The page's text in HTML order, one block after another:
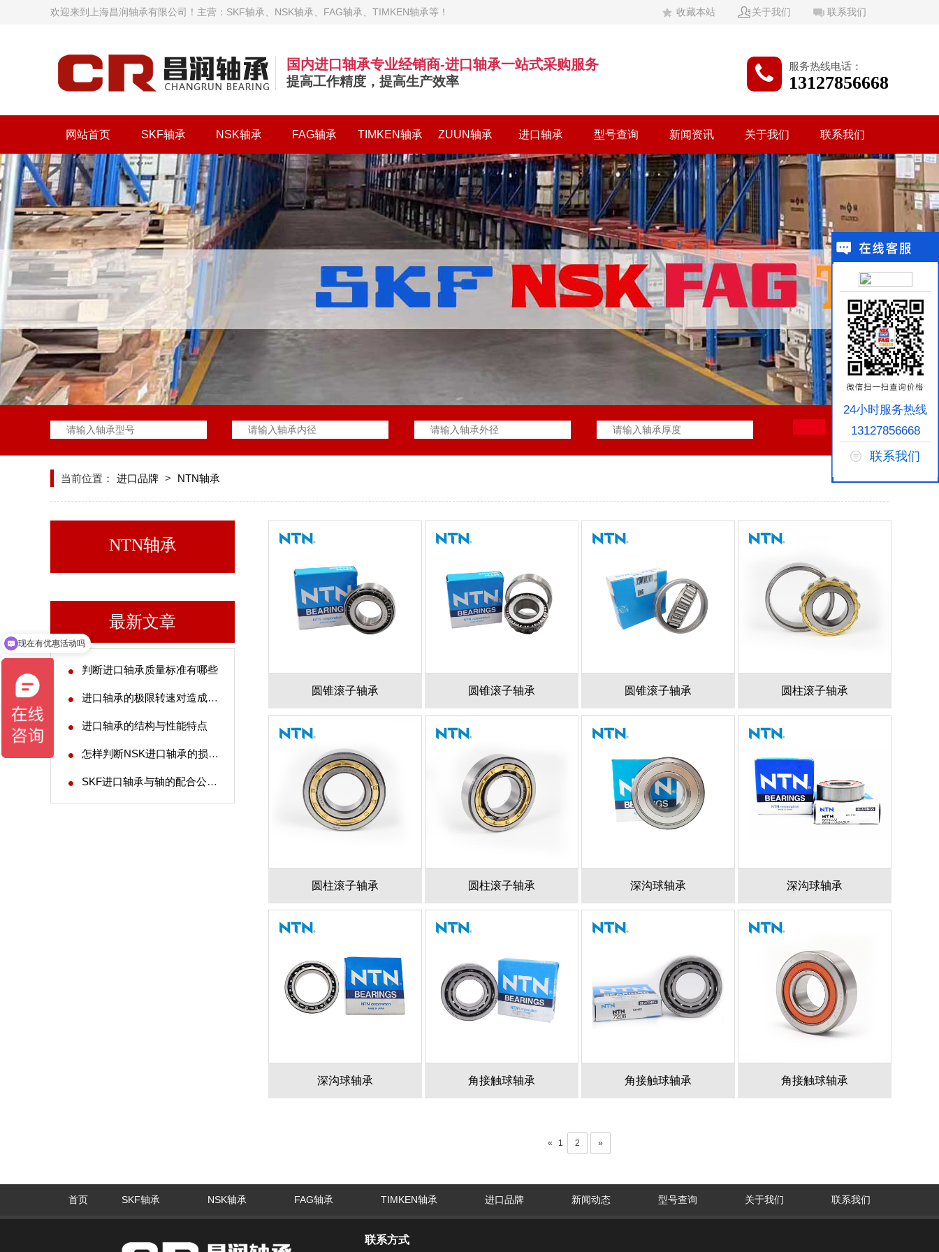
欢迎来到上海昌润轴承有限公司！主营：SKF轴承、NSK轴承、FAG轴承、TIMKEN轴承等！ 收藏本站 关于我们 联系我们
国内进口轴承专业经销商-进口轴承一站式采购服务
提高工作精度，提高生产效率
服务热线电话：
13127856668
网站首页 SKF轴承 NSK轴承 FAG轴承 TIMKEN轴承 ZUUN轴承 进口轴承 型号查询 新闻资讯 关于我们 联系我们
当前位置： 进口品牌 > NTN轴承
NTN轴承
最新文章
判断进口轴承质量标准有哪些
进口轴承的极限转速对造成噪声的影响
进口轴承的结构与性能特点
怎样判断NSK进口轴承的损伤程度
SKF进口轴承与轴的配合公差标准规则
圆锥滚子轴承 圆锥滚子轴承 圆锥滚子轴承 圆柱滚子轴承
圆柱滚子轴承 圆柱滚子轴承 深沟球轴承 深沟球轴承
深沟球轴承 角接触球轴承 角接触球轴承 角接触球轴承
« 1 2 »
首页 SKF轴承 NSK轴承 FAG轴承 TIMKEN轴承 进口品牌 新闻动态 型号查询 关于我们 联系我们
联系方式
24小时服务热线
13127856668
联系我们
现在有优惠活动吗